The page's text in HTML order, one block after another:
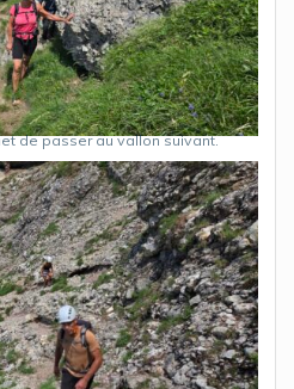
de passer au vallon suivant.